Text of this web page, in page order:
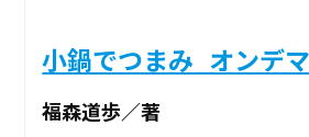
小鍋でつまみ_オンデ
福森道歩／著